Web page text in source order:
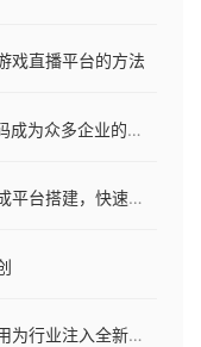
戏直播平台的方法
开发游戏直播APP网站平台：现成源代码成为众多企业的首选？
现成的拍卖软件源代码，短短一天内完成平台搭建，快速进入市场
PHP拍卖系统源码，大幅降低了开发费用为行业注入全新的活力